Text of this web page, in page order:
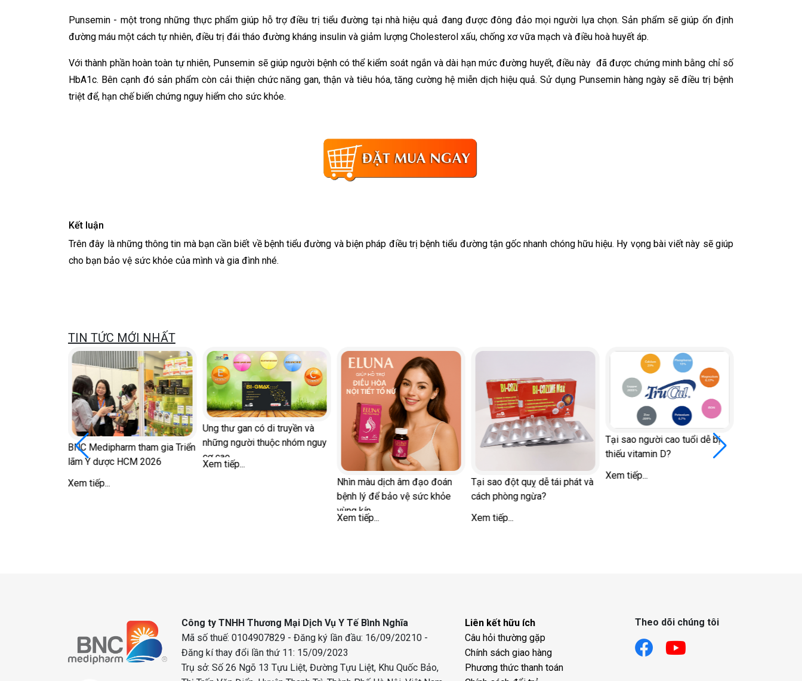
Punsemin - một trong những thực phẩm giúp hỗ trợ điều trị tiểu đường tại nhà hiệu quả đang được đông đảo mọi người lựa chọn. Sản phẩm sẽ giúp ổn định
đường máu một cách tự nhiên, điều trị đái tháo đường kháng insulin và giảm lượng Cholesterol xấu, chống xơ vữa mạch và điều hoà huyết áp.
Với thành phần hoàn toàn tự nhiên, Punsemin sẽ giúp người bệnh có thể kiểm soát ngắn và dài hạn mức đường huyết, điều này đã được chứng minh bằng chỉ số
HbA1c. Bên cạnh đó sản phẩm còn cải thiện chức năng gan, thận và tiêu hóa, tăng cường hệ miễn dịch hiệu quả. Sử dụng Punsemin hàng ngày sẽ điều trị bệnh
triệt để, hạn chế biến chứng nguy hiểm cho sức khỏe.
Kết luận
Trên đây là những thông tin mà bạn cần biết về bệnh tiểu đường và biện pháp điều trị bệnh tiểu đường tận gốc nhanh chóng hữu hiệu. Hy vọng bài viết này sẽ giúp
cho bạn bảo vệ sức khỏe của mình và gia đình nhé.
TIN TỨC MỚI NHẤT
BNC Medipharm tham gia Triển
lãm Y dược HCM 2026
Xem tiếp...
Ung thư gan có di truyền và
những người thuộc nhóm nguy
cơ cao
Xem tiếp...
Nhìn màu dịch âm đạo đoán
bệnh lý để bảo vệ sức khỏe
vùng kín
Xem tiếp...
Tại sao đột quỵ dễ tái phát và
cách phòng ngừa?
Xem tiếp...
Tại sao người cao tuổi dễ bị
thiếu vitamin D?
Xem tiếp...
Công ty TNHH Thương Mại Dịch Vụ Y Tế Bình Nghĩa
Mã số thuế: 0104907829 - Đăng ký lần đầu: 16/09/20210 -
Đăng kí thay đổi lần thứ 11: 15/09/2023
Trụ sở: Số 26 Ngõ 13 Tựu Liệt, Đường Tựu Liệt, Khu Quốc Bảo,
Liên kết hữu ích
Câu hỏi thường gặp
Chính sách giao hàng
Phương thức thanh toán
Theo dõi chúng tôi